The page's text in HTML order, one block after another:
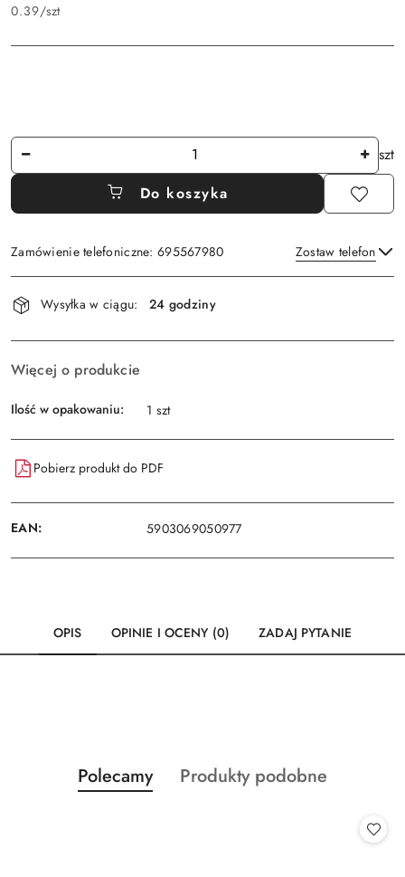
0.39/szt
Ilość
szt
Do koszyka
Zamówienie telefoniczne: 695567980 Zostaw telefon
Dostępność
i
dostawa
Wysyłka w ciągu: 24 godziny
Więcej o produkcie
Ilość w opakowaniu: 1 szt
Pobierz produkt do PDF
EAN: 5903069050977
OPIS OPINIE I OCENY (0) ZADAJ PYTANIE
Pomiń karuzelę produktów
Produkty
o
Polecamy
Produkty
Produkty podobne